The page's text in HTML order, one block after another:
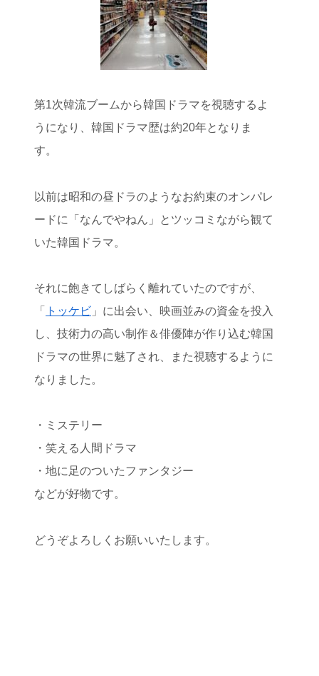
第1次韓流ブームから韓国ドラマを視聴するよ
うになり、韓国ドラマ歴は約20年となりま
す。
以前は昭和の昼ドラのようなお約束のオンパレ
ードに「なんでやねん」とツッコミながら観て
いた韓国ドラマ。
それに飽きてしばらく離れていたのですが、
「 トッケビ 」に出会い、映画並みの資金を投入
し、技術力の高い制作＆俳優陣が作り込む韓国
ドラマの世界に魅了され、また視聴するように
なりました。
・ミステリー
・笑える人間ドラマ
・地に足のついたファンタジー
などが好物です。
どうぞよろしくお願いいたします。